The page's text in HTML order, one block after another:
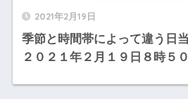
2021年2月19日
季節と時間帯によって違う日
２０２１年２月１９日８時５